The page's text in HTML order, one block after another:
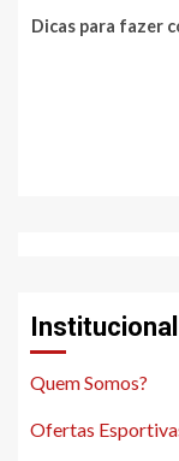
Dicas para fazer
Institucional
Quem Somos?
Ofertas